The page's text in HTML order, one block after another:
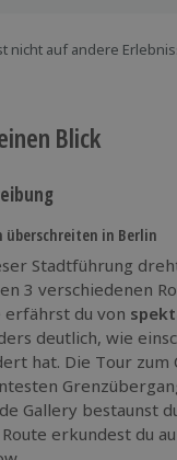
nicht auf andere
Blick
überschreiten in Berlin
Stadtführung
3 verschiedenen
erfährst du von
deutlich, wie
hat. Die Tour zum
Gallery bestaunst
erkundest du